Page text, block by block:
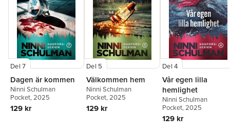
Del 7
Dagen är kommen
Ninni Schulman
Pocket, 2025
129 kr
Del 5
Välkommen hem
Ninni Schulman
Pocket, 2025
129 kr
Del 4
Vår egen lilla
hemlighet
Ninni Schulman
Pocket, 2025
129 kr